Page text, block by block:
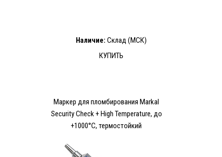
Наличие: Склад (МСК)
КУПИТЬ
Маркер для пломбирования Markal
Security Check + High Temperature, до
+1000°C, термостойкий